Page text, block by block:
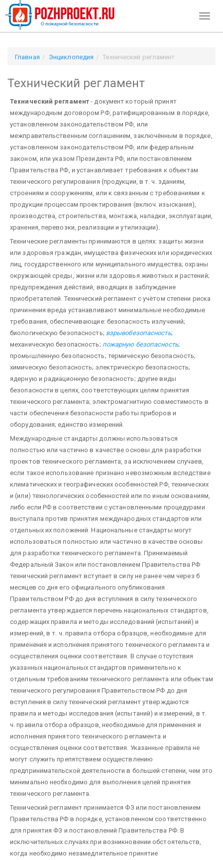
Главная Энциклопедия Технический регламент
Технический регламент
Технический регламент - документ который принят
международным договором РФ, ратифицированным в порядке,
установленном законодательством РФ, или
межправительственным соглашением, заключённым в порядке,
установленном законодательством РФ, или федеральным
законом, или указом Президента РФ, или постановлением
Правительства РФ, и устанавливает требования к объектам
технического регулирования (продукции, в т. ч. зданиям,
строениям и сооружениям, или к связанным с требованиями к
продукции процессам проектирования (включ. изыскания),
производства, строительства, монтажа, наладки, эксплуатации,
хранения, перевозки, реализации и утилизации).
Технические регламенты принимаются в целях: защиты жизни
или здоровья граждан, имущества физических или юридических
лиц, государственного или муниципального имущества; охраны
окружающей среды, жизни или здоровья животных и растений;
предупреждения действий, вводящих в заблуждение
приобретателей. Технический регламент с учётом степени риска
причинения вреда устанавливают минимальные необходимые
требования, обеспечивающие: безопасность излучений;
биологическую безопасность; взрывобезопасность;
механическую безопасность; пожарную безопасность;
промышленную безопасность; термическую безопасность;
химическую безопасность; электрическую безопасность;
ядерную и радиационную безопасность; другие виды
безопасности в целях, соответствующих целям принятия
технического регламента; электромагнитную совместимость в
части обеспечения безопасности работы приборов и
оборудования; единство измерений.
Международные стандарты должны использоваться
полностью или частично в качестве основы для разработки
проектов технического регламента, за исключением случаев,
если такое использование признано невозможным вследствие
климатических и географических особенностей РФ, технических
и (или) технологических особенностей или по иным основаниям,
либо если РФ в соответствии с установленными процедурами
выступала против принятия международных стандартов или
отдельных их положений. Национальные стандарты могут
использоваться полностью или частично в качестве основы
для разработки технического регламента. Принимаемый
Федеральный Закон или постановлением Правительства РФ
технический регламент вступает в силу не ранее чем через б
месяцев со дня его официального опубликования.
Правительством РФ до дня вступления в силу технического
регламента утверждается перечень национальных стандартов,
содержащих правила и методы исследований (испытаний) и
измерений, в т. ч. правила отбора образцов, необходимые для
применения и исполнения принятого технического регламента и
осуществления оценки соответствия. В случае отсутствия
указанных национальных стандартов применительно к
отдельным требованиям технического регламента или объектам
технического регулирования Правительством РФ до дня
вступления в силу технический регламент утверждаются
правила и методы исследования (испытаний) и измерений, в т.
ч. правила отбора образцов, необходимые для применения и
исполнения принятого технического регламента и
осуществления оценки соответствия. Указанные правила не
могут служить препятствием осуществлению
предпринимательской деятельности в большей степени, чем это
минимально необходимо для выполнения целей принятия
технического регламента.
Технический регламент принимается ФЗ или постановлением
Правительства РФ в порядке, установленном соответственно
для принятия ФЗ и постановлений Правительства РФ. В
исключительных случаях при возникновении обстоятельств,
когда необходимо незамедлительное принятие